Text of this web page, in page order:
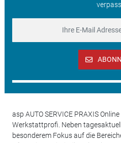
asp AUTO SERVICE PRAXIS
Werkstattprofi. Neben
besonderem Fokus auf die